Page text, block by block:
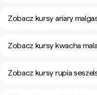
Zobacz kursy ariary
Zobacz kursy kwacha
Zobacz kursy rupia